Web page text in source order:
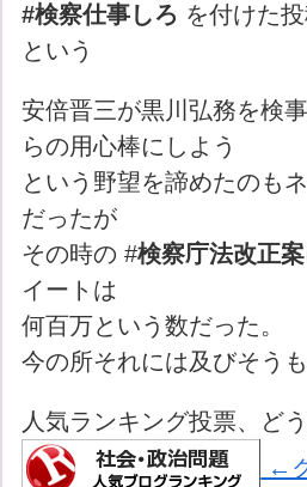
#検察仕事しろ を付けた
という
安倍晋三が黒川弘務を検
らの用心棒にしよう
という野望を諦めたのも
だったが
その時の #検察庁法改正
イートは
何百万という数だった。
今の所それには及びそうも
人気ランキング投票、ど
←